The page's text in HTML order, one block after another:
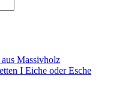
Massivholz
I Eiche oder Esche